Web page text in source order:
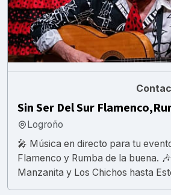
Sin Ser Del Sur
Logroño
​🎤 Música en directo para tu
Flamenco y Rumba de la buena.
Manzanita y Los Chichos hasta